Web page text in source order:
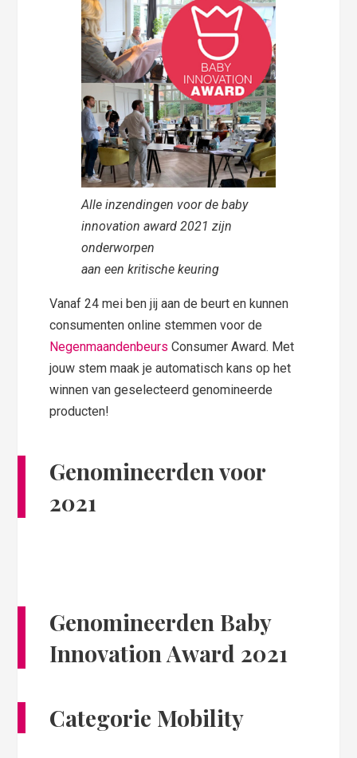
Alle inzendingen voor de baby
innovation award 2021 zijn
onderworpen
aan een kritische keuring
Vanaf 24 mei ben jij aan de beurt en kunnen
consumenten online stemmen voor de
NegenmaandenbeursConsumer Award. Met
jouw stem maak je automatisch kans op het
winnen van geselecteerd genomineerde
producten!
Genomineerden voor
2021
Genomineerden Baby
Innovation Award 2021
Categorie Mobility